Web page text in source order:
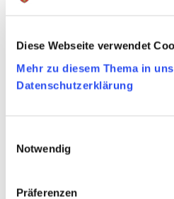
Diese Webseite verwendet
Mehr zu diesem Thema in
Datenschutzerklärung
Notwendig
Präferenzen